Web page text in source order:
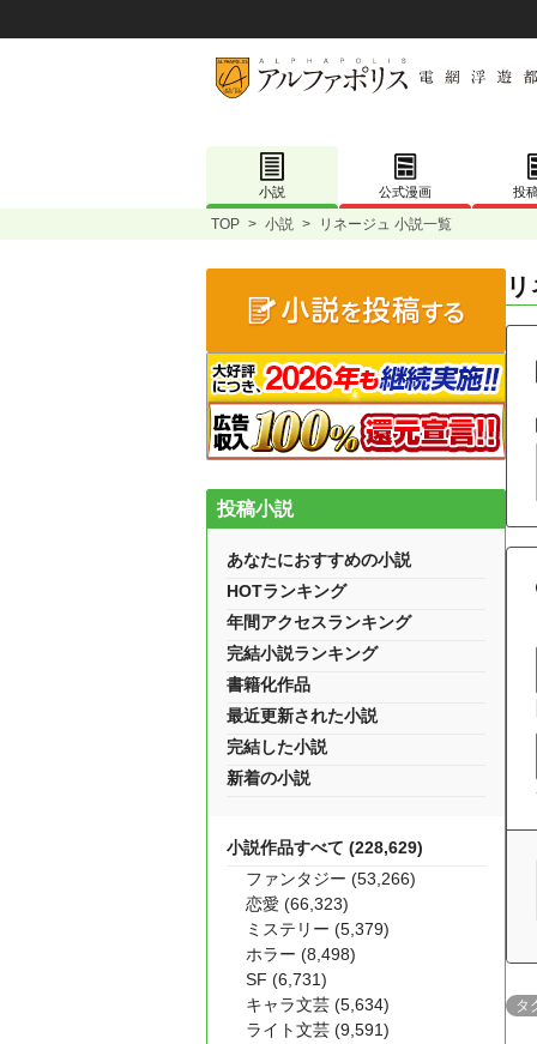
小説 公式漫画 投
TOP > 小説 > リネージュ 小説一覧
タ
投稿小説
あなたにおすすめの小説
HOTランキング
年間アクセスランキング
完結小説ランキング
書籍化作品
最近更新された小説
完結した小説
新着の小説
小説作品すべて (228,629)
ファンタジー (53,266)
恋愛 (66,323)
ミステリー (5,379)
ホラー (8,498)
SF (6,731)
キャラ文芸 (5,634)
ライト文芸 (9,591)